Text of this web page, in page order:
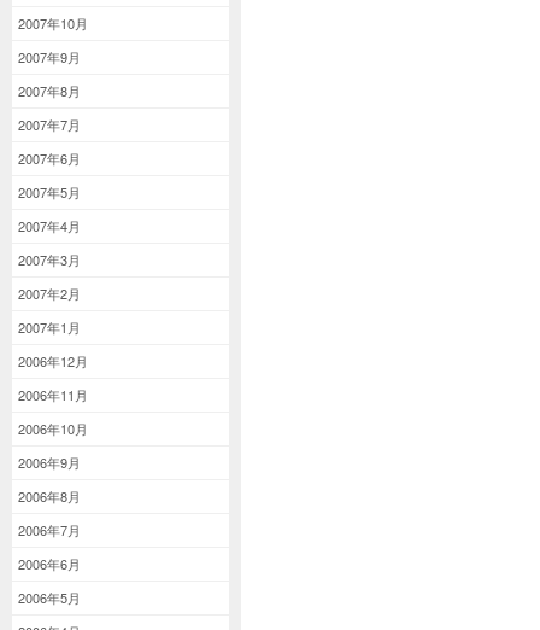
2007年10月
2007年9月
2007年8月
2007年7月
2007年6月
2007年5月
2007年4月
2007年3月
2007年2月
2007年1月
2006年12月
2006年11月
2006年10月
2006年9月
2006年8月
2006年7月
2006年6月
2006年5月